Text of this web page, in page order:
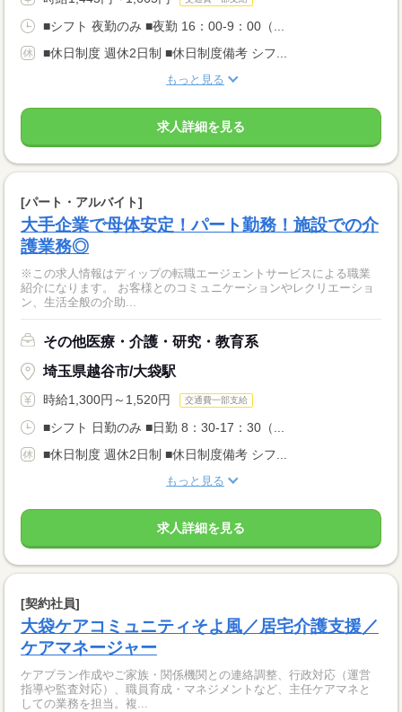
■シフト 夜勤のみ ■夜勤 16：00-9：00（...
■休日制度 週休2日制 ■休日制度備考 シフ...
もっと見る
求人詳細を見る
[パート・アルバイト]
大手企業で母体安定！パート勤務！施設での介
護業務◎
※この求人情報はディップの転職エージェントサービスによる職業
紹介になります。 お客様とのコミュニケーションやレクリエーショ
ン、生活全般の介助...
その他医療・介護・研究・教育系
埼玉県越谷市/大袋駅
時給1,300円～1,520円 交通費一部支給
■シフト 日勤のみ ■日勤 8：30-17：30（...
■休日制度 週休2日制 ■休日制度備考 シフ...
もっと見る
求人詳細を見る
[契約社員]
大袋ケアコミュニティそよ風／居宅介護支援／
ケアマネージャー
ケアプラン作成やご家族・関係機関との連絡調整、行政対応（運営
指導や監査対応）、職員育成・マネジメントなど、主任ケアマネと
しての業務を担当。複...